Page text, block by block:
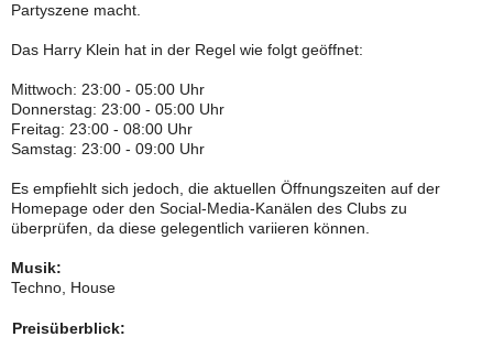
Partyszene macht.
Das Harry Klein hat in der Regel wie folgt geöffnet:
Mittwoch: 23:00 - 05:00 Uhr
Donnerstag: 23:00 - 05:00 Uhr
Freitag: 23:00 - 08:00 Uhr
Samstag: 23:00 - 09:00 Uhr
Es empfiehlt sich jedoch, die aktuellen Öffnungszeiten auf der
Homepage oder den Social-Media-Kanälen des Clubs zu
überprüfen, da diese gelegentlich variieren können.
Musik:
Techno, House
Preisüberblick: